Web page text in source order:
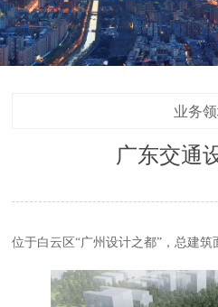
业务
广东交通
位于白云区“广州设计之都”，总建筑